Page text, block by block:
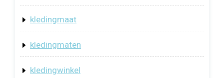
kledingmaat
kledingmaten
kledingwinkel